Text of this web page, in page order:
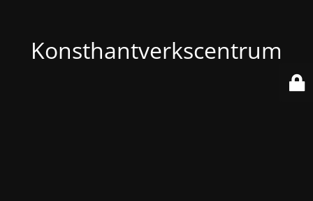
Konsthantverkscentrum